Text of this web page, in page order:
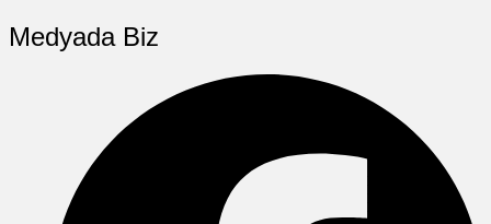
Medyada Biz